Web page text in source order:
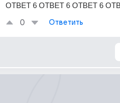
ОТВЕТ 6 ОТВЕТ 6 ОТВЕТ 6
0 Ответить